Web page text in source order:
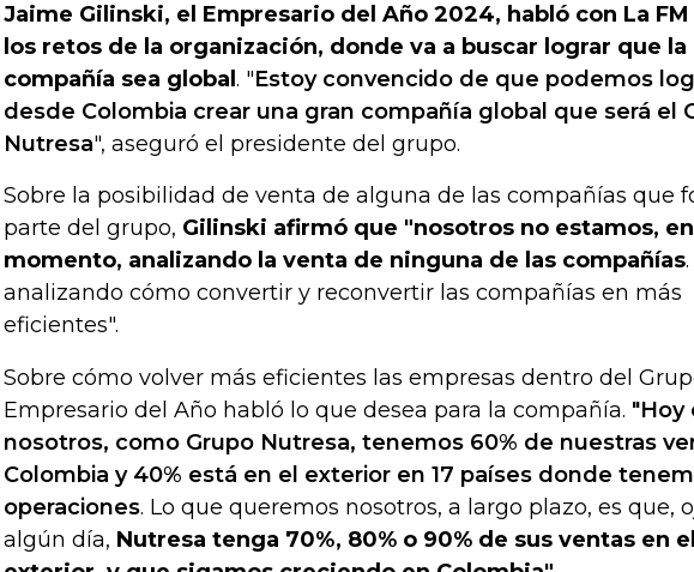
Jaime Gilinski, el Empresario del Año 2024, habló con La
los retos de la organización, donde va a buscar lograr que la
compañía sea global . "Estoy convencido de que podemos
desde Colombia crear una gran compañía global que será el
Nutresa", aseguró el presidente del grupo.
Sobre la posibilidad de venta de alguna de las compañías que
parte del grupo, Gilinski afirmó que "nosotros no estamos,
momento, analizando la venta de ninguna de las compañías
analizando cómo convertir y reconvertir las compañías en más
eficientes".
Sobre cómo volver más eficientes las empresas dentro del
Empresario del Año habló lo que desea para la compañía. "Hoy
nosotros, como Grupo Nutresa, tenemos 60% de nuestras
Colombia y 40% está en el exterior en 17 países donde
operaciones. Lo que queremos nosotros, a largo plazo, es que,
algún día, Nutresa tenga 70%, 80% o 90% de sus ventas en el